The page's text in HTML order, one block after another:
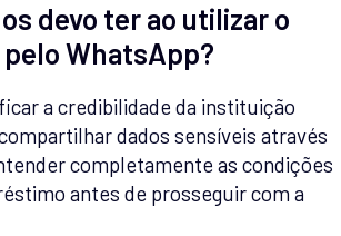
devo ter ao utilizar o
WhatsApp?
a credibilidade da instituição
dados sensíveis através
completamente as condições
antes de prosseguir com a